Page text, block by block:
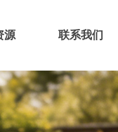
源 联系我们